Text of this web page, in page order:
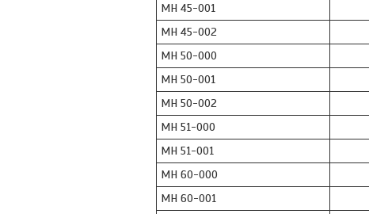
МН 45-001
МН 45-002
МН 50-000
МН 50-001
МН 50-002
МН 51-000
МН 51-001
МН 60-000
МН 60-001